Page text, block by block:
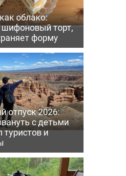
облако:
торт,
форму
отпуск 2026:
с детьми
туристов и